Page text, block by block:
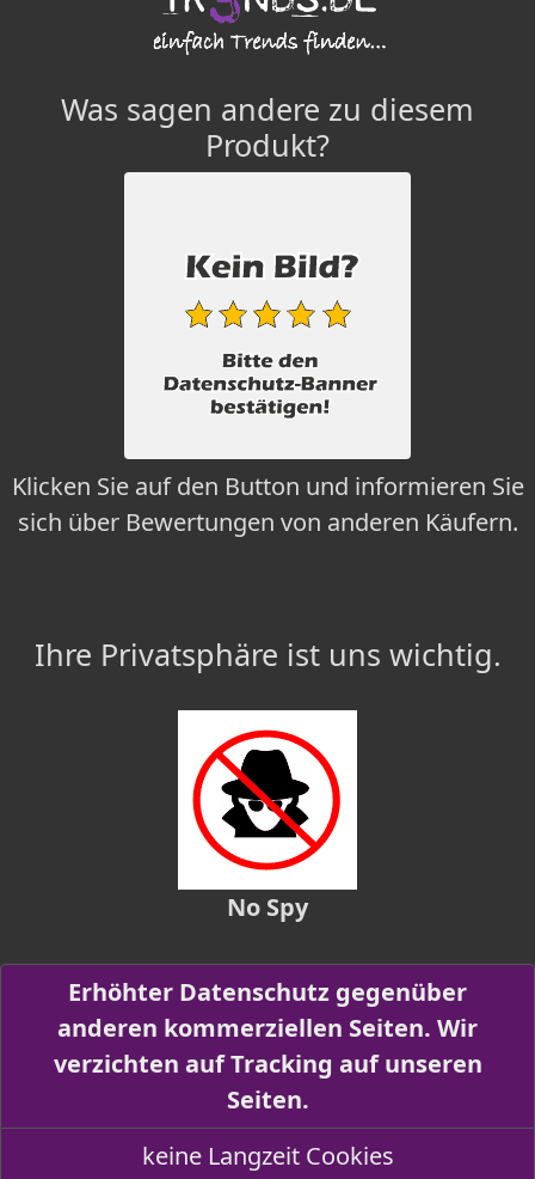
Was sagen andere zu diesem
Produkt?
Klicken Sie auf den Button und informieren Sie
sich über Bewertungen von anderen Käufern.
Ihre Privatsphäre ist uns wichtig.
No Spy
Erhöhter Datenschutz gegenüber
anderen kommerziellen Seiten. Wir
verzichten auf Tracking auf unseren
Seiten.
keine Langzeit Cookies